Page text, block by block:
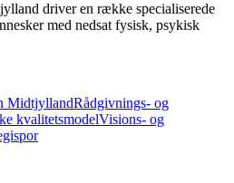
driver en række specialiserede
med nedsat fysisk, psykisk
MidtjyllandRådgivnings- og
kvalitetsmodelVisions- og